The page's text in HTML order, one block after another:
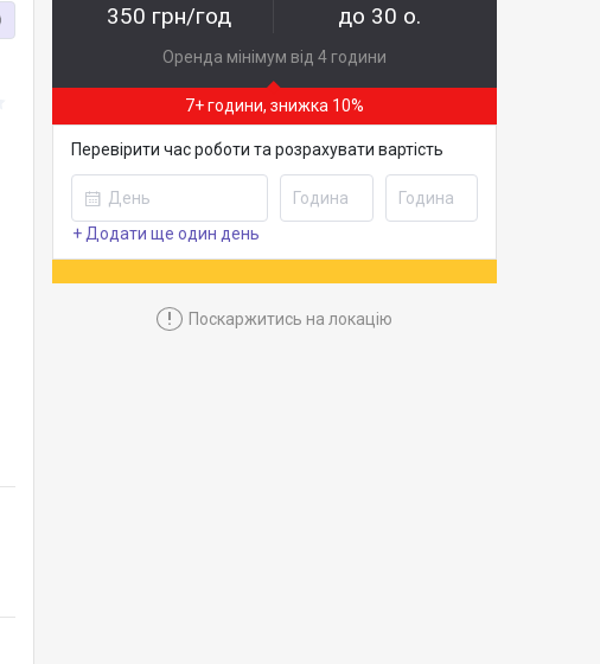
350 грн/год до 30 о.
Оренда мінімум від 4 години
7+ години, знижка 10%
Перевірити час роботи та розрахувати вартість
+ Додати ще один день
! Поскаржитись на локацію